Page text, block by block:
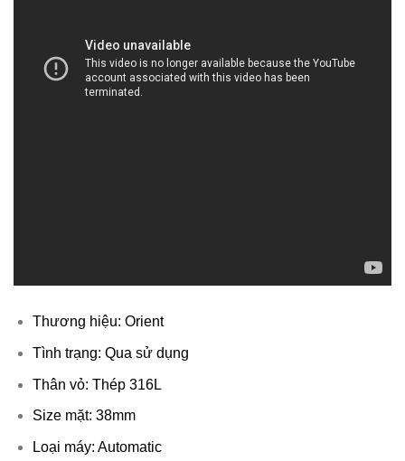
Thương hiệu: Orient
Tình trạng: Qua sử dụng
Thân vỏ: Thép 316L
Size mặt: 38mm
Loại máy: Automatic